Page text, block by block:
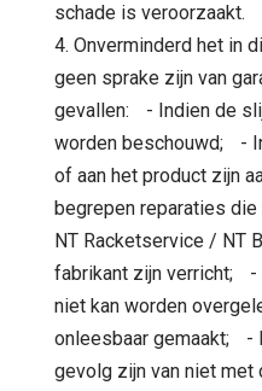
schade is veroorzaakt.
4. Onverminderd het in
geen sprake zijn van
gevallen: - Indien de
worden beschouwd; -
of aan het product zijn
begrepen reparaties
NT Racketservice / NT
fabrikant zijn verricht; -
niet kan worden
onleesbaar gemaakt; -
gevolg zijn van niet met